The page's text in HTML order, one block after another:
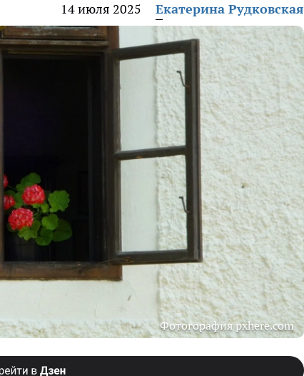
14 июля 2025 Екатерина Рудковская
Фотогорафия pxhere.com